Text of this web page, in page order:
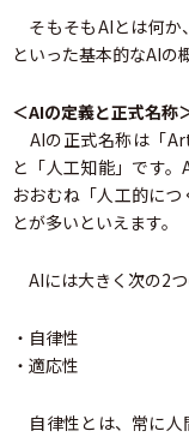
そもそもAIとは何か
といった基本的なAIの
＜AIの定義と正式名称
AIの正式名称は「
と「人工知能」です。
おおむね「人工的に
とが多いといえます。
AIには大きく次の2つ
・自律性
・適応性
自律性とは、常に人